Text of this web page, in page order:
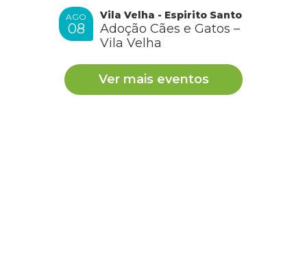
AGO
08
Vila Velha - Espirito Santo
Adoção Cães e Gatos –
Vila Velha
Ver mais eventos